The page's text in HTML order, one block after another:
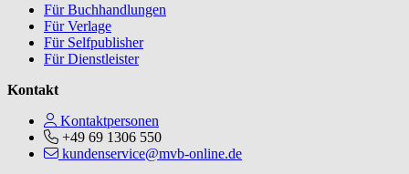
Für Buchhandlungen
Für Verlage
Für Selfpublisher
Für Dienstleister
Kontakt
Kontaktpersonen
+49 69 1306 550
kundenservice@mvb-online.de